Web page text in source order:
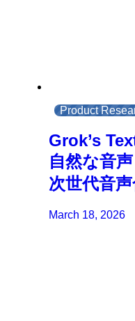
Product
Grok’s
自然な音
次世代音
March 18, 2026